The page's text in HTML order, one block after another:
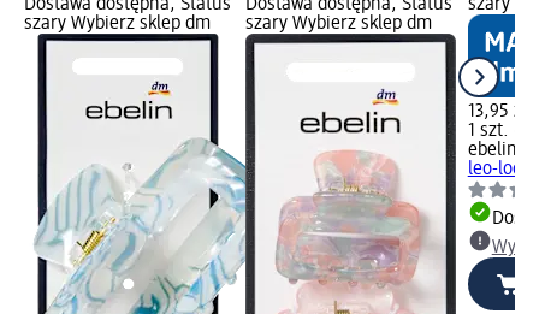
Dostawa dostępna, Status
szary Wybierz sklep dm
Dostawa dostępna, Status
szary Wybierz sklep dm
szary
13,95 zł
1 szt.
ebelin
leo-